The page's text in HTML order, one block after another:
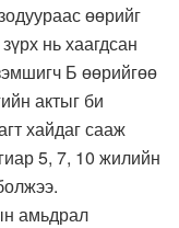
өөрийг
нь хаагдсан
Б өөрийгөө
актыг би
хайдаг сааж
5, 7, 10 жилийн
амьдрал